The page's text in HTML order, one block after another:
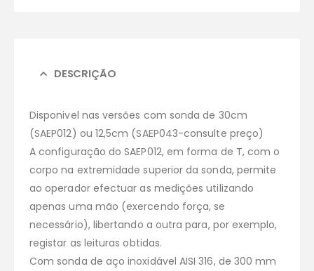
DESCRIÇÃO
Disponivel nas versões com sonda de 30cm
(SAEP012) ou 12,5cm (SAEP043-consulte preço)
A configuração do SAEP012, em forma de T, com o
corpo na extremidade superior da sonda, permite
ao operador efectuar as medições utilizando
apenas uma mão (exercendo força, se
necessário), libertando a outra para, por exemplo,
registar as leituras obtidas.
Com sonda de aço inoxidável AISI 316, de 300 mm